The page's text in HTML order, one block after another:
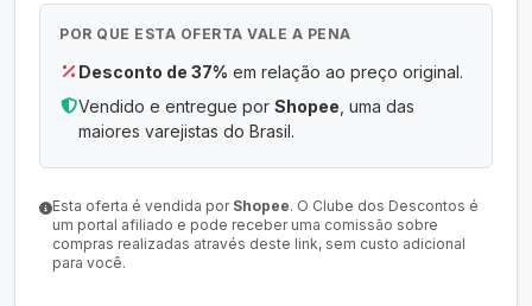
POR QUE ESTA OFERTA VALE A PENA
Desconto de 37% em relação ao preço original.
Vendido e entregue por Shopee , uma das
maiores varejistas do Brasil.
Esta oferta é vendida por Shopee. O Clube dos Descontos é
um portal afiliado e pode receber uma comissão sobre
compras realizadas através deste link, sem custo adicional
para você.